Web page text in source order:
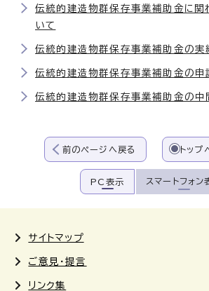
伝統的建造物群保存事業補助金に関
いて
伝統的建造物群保存事業補助金の実
伝統的建造物群保存事業補助金の申
伝統的建造物群保存事業補助金の中
前のページへ戻る トップ
PC表示 スマートフォン
サイトマップ
ご意見・提言
リンク集